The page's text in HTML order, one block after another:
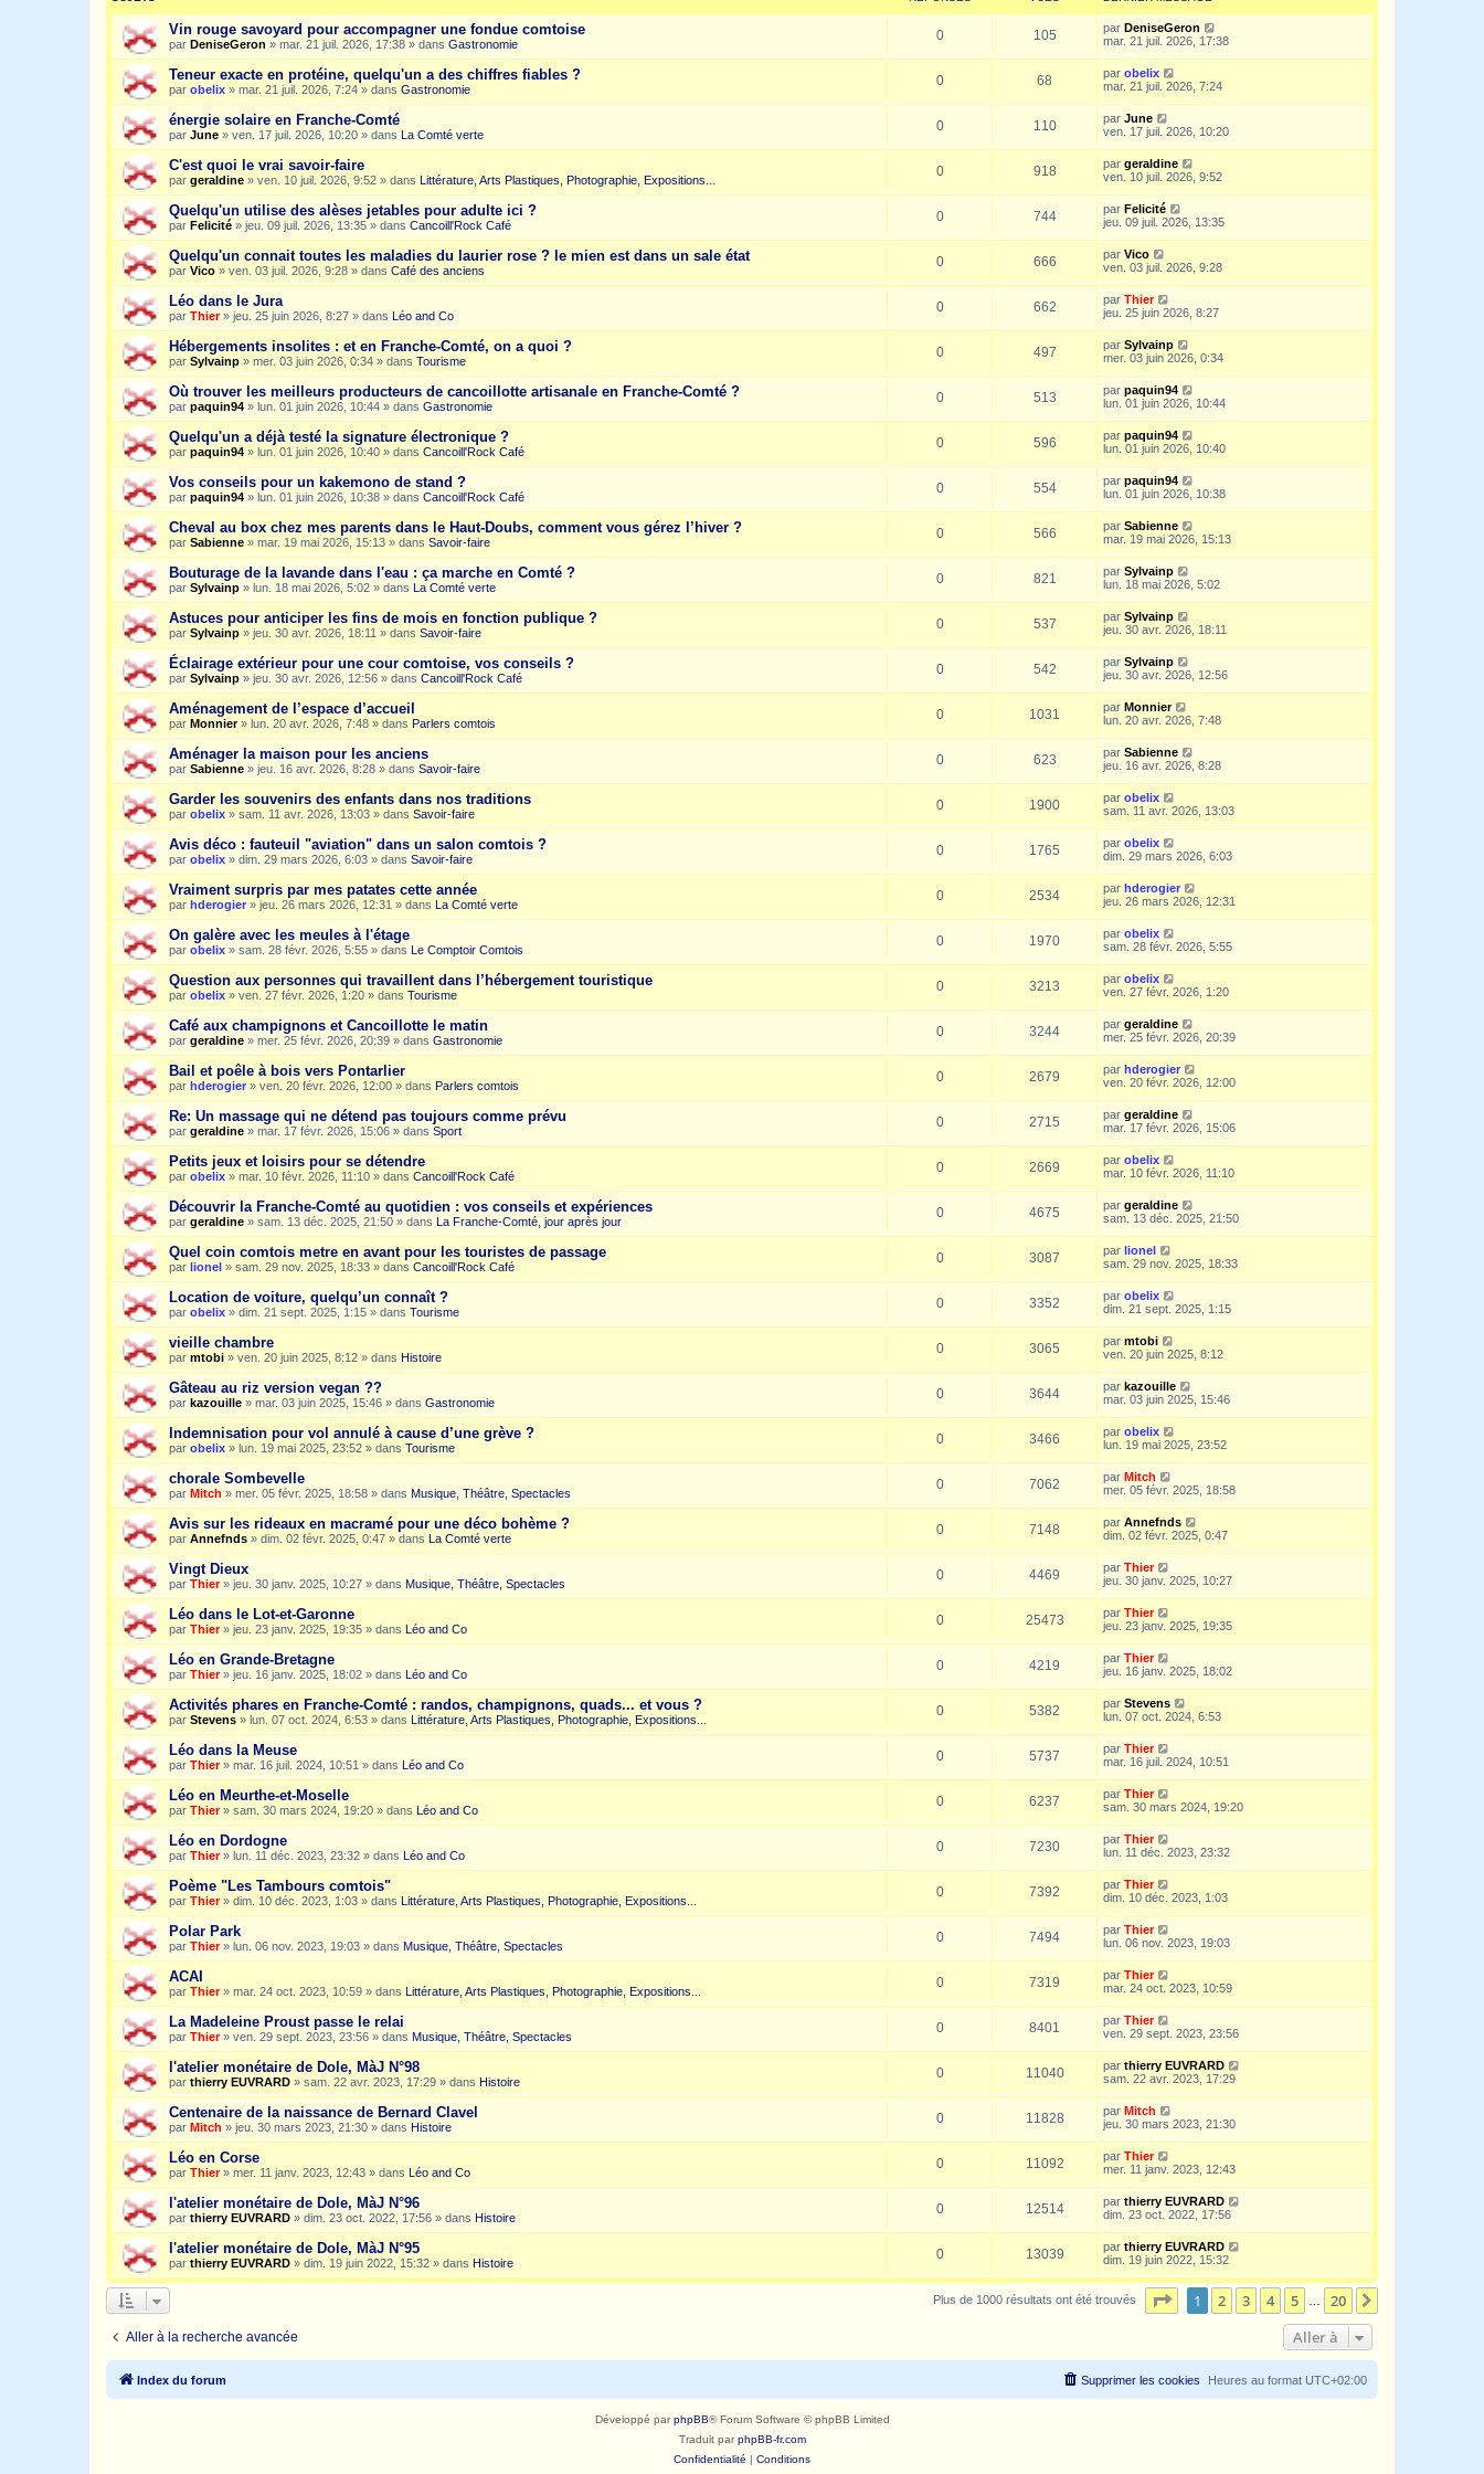
Vin rouge savoyard pour accompagner une fondue comtoise
par DeniseGeron » mar. 21 juil. 2026, 17:38 » dans Gastronomie
0 105 par DeniseGeron
mar. 21 juil. 2026, 17:38
Teneur exacte en protéine, quelqu'un a des chiffres fiables ?
par obelix » mar. 21 juil. 2026, 7:24 » dans Gastronomie
0 68 par obelix
mar. 21 juil. 2026, 7:24
énergie solaire en Franche-Comté
par June » ven. 17 juil. 2026, 10:20 » dans La Comté verte
0 110 par June
ven. 17 juil. 2026, 10:20
C'est quoi le vrai savoir-faire
par geraldine » ven. 10 juil. 2026, 9:52 » dans Littérature, Arts Plastiques, Photographie, Expositions...
0 918 par geraldine
ven. 10 juil. 2026, 9:52
Quelqu'un utilise des alèses jetables pour adulte ici ?
par Felicité » jeu. 09 juil. 2026, 13:35 » dans Cancoill'Rock Café
0 744 par Felicité
jeu. 09 juil. 2026, 13:35
Quelqu'un connait toutes les maladies du laurier rose ? le mien est dans un sale état
par Vico » ven. 03 juil. 2026, 9:28 » dans Café des anciens
0 666 par Vico
ven. 03 juil. 2026, 9:28
Léo dans le Jura
par Thier» jeu. 25 juin 2026, 8:27 » dans Léo and Co
0 662 par Thier
jeu. 25 juin 2026, 8:27
Hébergements insolites : et en Franche-Comté, on a quoi ?
par Sylvainp » mer. 03 juin 2026, 0:34 » dans Tourisme
0 497 par Sylvainp
mer. 03 juin 2026, 0:34
Où trouver les meilleurs producteurs de cancoillotte artisanale en Franche-Comté ?
par paquin94 » lun. 01 juin 2026, 10:44 » dans Gastronomie
0 513 par paquin94
lun. 01 juin 2026, 10:44
Quelqu'un a déjà testé la signature électronique ?
par paquin94 » lun. 01 juin 2026, 10:40 » dans Cancoill'Rock Café
0 596 par paquin94
lun. 01 juin 2026, 10:40
Vos conseils pour un kakemono de stand ?
par paquin94 » lun. 01 juin 2026, 10:38 » dans Cancoill'Rock Café
0 554 par paquin94
lun. 01 juin 2026, 10:38
Cheval au box chez mes parents dans le Haut-Doubs, comment vous gérez l’hiver ?
par Sabienne » mar. 19 mai 2026, 15:13 » dans Savoir-faire
0 566 par Sabienne
mar. 19 mai 2026, 15:13
Bouturage de la lavande dans l'eau : ça marche en Comté ?
par Sylvainp » lun. 18 mai 2026, 5:02 » dans La Comté verte
0 821 par Sylvainp
lun. 18 mai 2026, 5:02
Astuces pour anticiper les fins de mois en fonction publique ?
par Sylvainp » jeu. 30 avr. 2026, 18:11 » dans Savoir-faire
0 537 par Sylvainp
jeu. 30 avr. 2026, 18:11
Éclairage extérieur pour une cour comtoise, vos conseils ?
par Sylvainp » jeu. 30 avr. 2026, 12:56 » dans Cancoill'Rock Café
0 542 par Sylvainp
jeu. 30 avr. 2026, 12:56
Aménagement de l’espace d’accueil
par Monnier» lun. 20 avr. 2026, 7:48 » dans Parlers comtois
0 1031 par Monnier
lun. 20 avr. 2026, 7:48
Aménager la maison pour les anciens
par Sabienne » jeu. 16 avr. 2026, 8:28 » dans Savoir-faire
0 623 par Sabienne
jeu. 16 avr. 2026, 8:28
Garder les souvenirs des enfants dans nos traditions
par obelix » sam. 11 avr. 2026, 13:03 » dans Savoir-faire
0 1900 par obelix
sam. 11 avr. 2026, 13:03
Avis déco : fauteuil "aviation" dans un salon comtois ?
par obelix » dim. 29 mars 2026, 6:03 » dans Savoir-faire
0 1765 par obelix
dim. 29 mars 2026, 6:03
Vraiment surpris par mes patates cette année
par hderogier » jeu. 26 mars 2026, 12:31 » dans La Comté verte
0 2534 par hderogier
jeu. 26 mars 2026, 12:31
On galère avec les meules à l'étage
par obelix » sam. 28 févr. 2026, 5:55 » dans Le Comptoir Comtois
0 1970 par obelix
sam. 28 févr. 2026, 5:55
Question aux personnes qui travaillent dans l’hébergement touristique
par obelix » ven. 27 févr. 2026, 1:20 » dans Tourisme
0 3213 par obelix
ven. 27 févr. 2026, 1:20
Café aux champignons et Cancoillotte le matin
par geraldine » mer. 25 févr. 2026, 20:39 » dans Gastronomie
0 3244 par geraldine
mer. 25 févr. 2026, 20:39
Bail et poêle à bois vers Pontarlier
par hderogier » ven. 20 févr. 2026, 12:00 » dans Parlers comtois
0 2679 par hderogier
ven. 20 févr. 2026, 12:00
Re: Un massage qui ne détend pas toujours comme prévu
par geraldine » mar. 17 févr. 2026, 15:06 » dans Sport
0 2715 par geraldine
mar. 17 févr. 2026, 15:06
Petits jeux et loisirs pour se détendre
par obelix » mar. 10 févr. 2026, 11:10 » dans Cancoill'Rock Café
0 2669 par obelix
mar. 10 févr. 2026, 11:10
Découvrir la Franche-Comté au quotidien : vos conseils et expériences
par geraldine » sam. 13 déc. 2025, 21:50 » dans La Franche-Comté, jour après jour
0 4675 par geraldine
sam. 13 déc. 2025, 21:50
Quel coin comtois metre en avant pour les touristes de passage
par lionel » sam. 29 nov. 2025, 18:33 » dans Cancoill'Rock Café
0 3087 par lionel
sam. 29 nov. 2025, 18:33
Location de voiture, quelqu’un connaît ?
par obelix » dim. 21 sept. 2025, 1:15 » dans Tourisme
0 3352 par obelix
dim. 21 sept. 2025, 1:15
vieille chambre
par mtobi » ven. 20 juin 2025, 8:12 » dans Histoire
0 3065 par mtobi
ven. 20 juin 2025, 8:12
Gâteau au riz version vegan ??
par kazouille » mar. 03 juin 2025, 15:46 » dans Gastronomie
0 3644 par kazouille
mar. 03 juin 2025, 15:46
Indemnisation pour vol annulé à cause d’une grève ?
par obelix » lun. 19 mai 2025, 23:52 » dans Tourisme
0 3466 par obelix
lun. 19 mai 2025, 23:52
chorale Sombevelle
par Mitch » mer. 05 févr. 2025, 18:58 » dans Musique, Théâtre, Spectacles
0 7062 par Mitch
mer. 05 févr. 2025, 18:58
Avis sur les rideaux en macramé pour une déco bohème ?
par Annefnds » dim. 02 févr. 2025, 0:47 » dans La Comté verte
0 7148 par Annefnds
dim. 02 févr. 2025, 0:47
Vingt Dieux
par Thier» jeu. 30 janv. 2025, 10:27 » dans Musique, Théâtre, Spectacles
0 4469 par Thier
jeu. 30 janv. 2025, 10:27
Léo dans le Lot-et-Garonne
par Thier» jeu. 23 janv. 2025, 19:35 » dans Léo and Co
0 25473 par Thier
jeu. 23 janv. 2025, 19:35
Léo en Grande-Bretagne
par Thier» jeu. 16 janv. 2025, 18:02 » dans Léo and Co
0 4219 par Thier
jeu. 16 janv. 2025, 18:02
Activités phares en Franche-Comté : randos, champignons, quads... et vous ?
par Stevens » lun. 07 oct. 2024, 6:53 » dans Littérature, Arts Plastiques, Photographie, Expositions...
0 5382 par Stevens
lun. 07 oct. 2024, 6:53
Léo dans la Meuse
par Thier» mar. 16 juil. 2024, 10:51 » dans Léo and Co
0 5737 par Thier
mar. 16 juil. 2024, 10:51
Léo en Meurthe-et-Moselle
par Thier» sam. 30 mars 2024, 19:20 » dans Léo and Co
0 6237 par Thier
sam. 30 mars 2024, 19:20
Léo en Dordogne
par Thier» lun. 11 déc. 2023, 23:32 » dans Léo and Co
0 7230 par Thier
lun. 11 déc. 2023, 23:32
Poème "Les Tambours comtois"
par Thier» dim. 10 déc. 2023, 1:03 » dans Littérature, Arts Plastiques, Photographie, Expositions...
0 7392 par Thier
dim. 10 déc. 2023, 1:03
Polar Park
par Thier» lun. 06 nov. 2023, 19:03 » dans Musique, Théâtre, Spectacles
0 7494 par Thier
lun. 06 nov. 2023, 19:03
ACAI
par Thier» mar. 24 oct. 2023, 10:59 » dans Littérature, Arts Plastiques, Photographie, Expositions...
0 7319 par Thier
mar. 24 oct. 2023, 10:59
La Madeleine Proust passe le relai
par Thier» ven. 29 sept. 2023, 23:56 » dans Musique, Théâtre, Spectacles
0 8401 par Thier
ven. 29 sept. 2023, 23:56
l'atelier monétaire de Dole, MàJ N°98
par thierry EUVRARD » sam. 22 avr. 2023, 17:29 » dans Histoire
0 11040 par thierry EUVRARD
sam. 22 avr. 2023, 17:29
Centenaire de la naissance de Bernard Clavel
par Mitch » jeu. 30 mars 2023, 21:30 » dans Histoire
0 11828 par Mitch
jeu. 30 mars 2023, 21:30
Léo en Corse
par Thier» mer. 11 janv. 2023, 12:43 » dans Léo and Co
0 11092 par Thier
mer. 11 janv. 2023, 12:43
l'atelier monétaire de Dole, MàJ N°96
par thierry EUVRARD » dim. 23 oct. 2022, 17:56 » dans Histoire
0 12514 par thierry EUVRARD
dim. 23 oct. 2022, 17:56
l'atelier monétaire de Dole, MàJ N°95
par thierry EUVRARD » dim. 19 juin 2022, 15:32 » dans Histoire
0 13039 par thierry EUVRARD
dim. 19 juin 2022, 15:32
Plus de 1000 résultats ont été trouvés Page sur20
1 2 3 4 5 20
Aller à la recherche avancée Aller à
Index du forum Heures au format UTC+02:00
Supprimer les cookies
Développé parphpBB® Forum Software © phpBB Limited
Traduit parphpBB-fr.com
Confidentialité | Conditions